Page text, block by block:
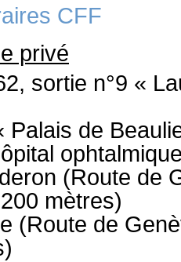
CFF
privé
sortie n°9 «
Palais de
(Route de
mètres)
(Route de